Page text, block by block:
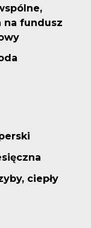
na fundusz
ciepły